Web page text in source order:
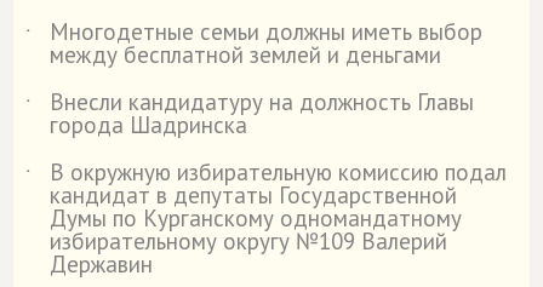
˙
Многодетные семьи должны иметь выбор
между бесплатной землей и деньгами
˙
Внесли кандидатуру на должность Главы
города Шадринска
˙
В окружную избирательную комиссию подал
кандидат в депутаты Государственной
Думы по Курганскому одномандатному
избирательному округу №109 Валерий
Державин